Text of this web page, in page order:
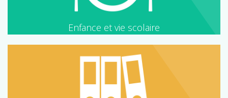
Enfance et vie scolaire